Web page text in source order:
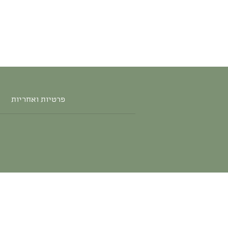
פרטיות ואחריות